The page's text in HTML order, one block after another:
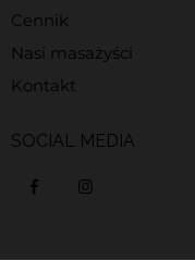
Cennik
Nasi masażyści
Kontakt
SOCIAL MEDIA